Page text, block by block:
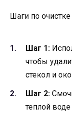
Шаги по
Шаг 1:
чтобы
стекол и
Шаг 2:
теплой